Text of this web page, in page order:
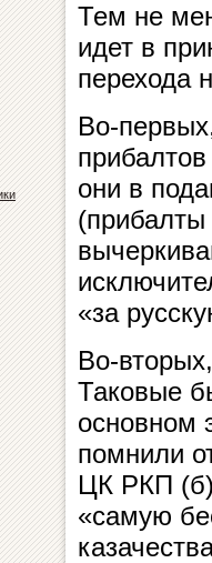
Тем не
идет в
перехода
Во-
они в
«за
Во-
Таковые
основном
помнили
ЦК РКП (б)
«самую